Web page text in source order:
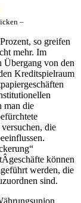
–
so greifen
mehr. Im
Übergang von den
Kreditspielraum
man die
die
können
werden, die
sind.